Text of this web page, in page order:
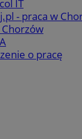
IT
- praca w
Chorzów
o pracę